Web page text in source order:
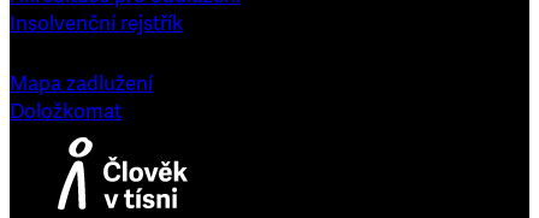
Insolvenční rejstřík
Mapa zadlužení
Doložkomat